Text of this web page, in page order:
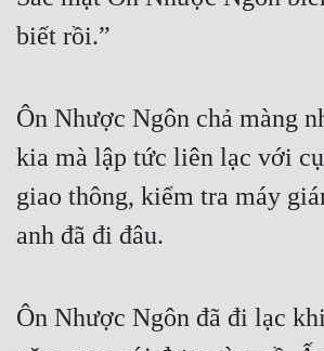
biết rồi.”
Ôn Nhược Ngôn chả màng
kia mà lập tức liên lạc với
giao thông, kiểm tra máy
anh đã đi đâu.
Ôn Nhược Ngôn đã đi lạc